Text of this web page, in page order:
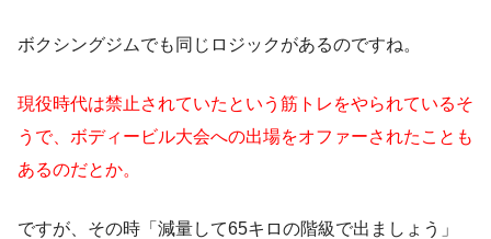
ボクシングジムでも同じロジックがあるのですね。
現役時代は禁止されていたという筋トレをやられているそ
うで、ボディービル大会への出場をオファーされたことも
あるのだとか。
ですが、その時「減量して65キロの階級で出ましょう」